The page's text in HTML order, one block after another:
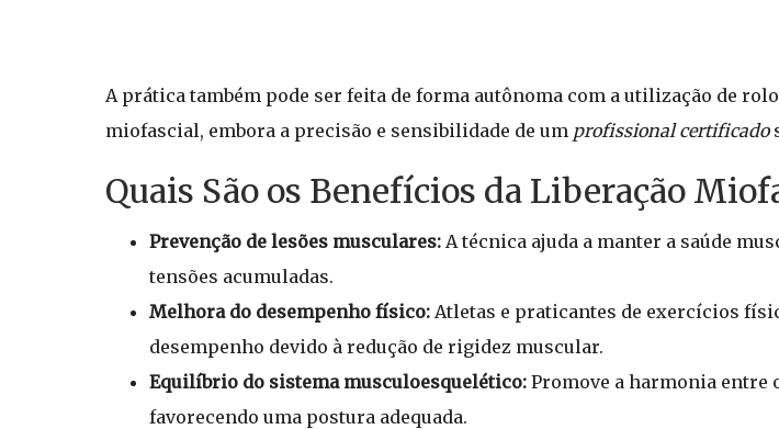
A prática também pode ser feita de forma autônoma com a utilização de
miofascial, embora a precisão e sensibilidade de um profissional certificado
Quais São os Benefícios da Liberação
Prevenção de lesões musculares: A técnica ajuda a manter a saúde
tensões acumuladas.
Melhora do desempenho físico: Atletas e praticantes de exercícios
desempenho devido à redução de rigidez muscular.
Equilíbrio do sistema musculoesquelético: Promove a harmonia entre
favorecendo uma postura adequada.